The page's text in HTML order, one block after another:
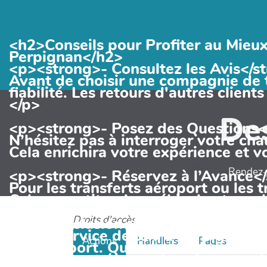
<h2>Conseils pour Profiter au
Perpignan</h2>
<p><strong>- Consultez les Avis</
Avant de choisir une compagnie
fiabilité. Les retours d'autres
</p>
<p><strong>- Posez des
N’hésitez pas à interroger votre
Cela enrichira votre expérience et
<p><strong>- Réservez à
Pour les transferts aéroport ou les
Cela garantit qu’un véhicule et un
<h2>Conclusion</h2>
<p>Le service de taxi à Perpignan
de transport. Que vous soyez un
accessible et économique pour
Droits d'accès
Actions
Handlers Pages